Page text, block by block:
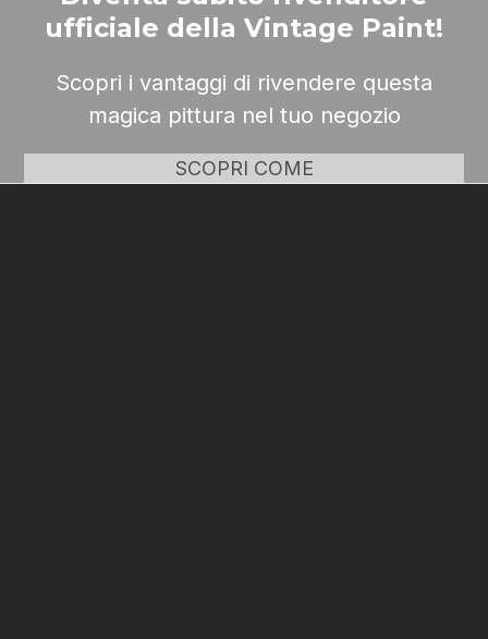
ufficiale della Vintage Paint!
Scopri i vantaggi di rivendere questa
magica pittura nel tuo negozio
SCOPRI COME